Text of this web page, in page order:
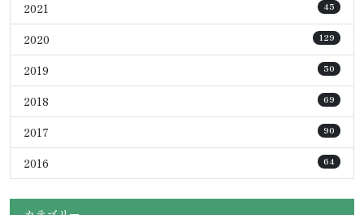
2021 45
2020 129
2019 50
2018 69
2017 90
2016 64